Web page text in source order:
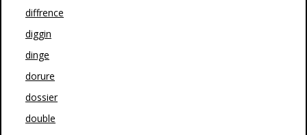
diffrence
diggin
dinge
dorure
dossier
double